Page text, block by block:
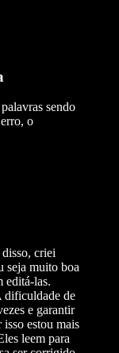
sendo
o
criei
seja muito boa
editá-las.
dificuldade de
e garantir
estou mais
leem para